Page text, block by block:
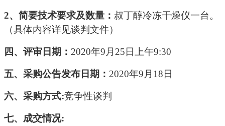
2、 简要技术要求及数量： 叔丁醇冷冻干燥仪一台。
（具体内容详见谈判文件）
四、评审 日期： 2020年9 月 25 日上午9:30
五、 采购公告发布日期 ： 2020年9 月 18 日
六、采购方式:竞争性谈判
七、 成交情况: